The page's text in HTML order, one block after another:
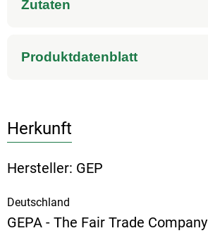
Zutaten
Produktdatenblatt
Herkunft
Hersteller: GEP
Deutschland
GEPA - The Fair Trade Company